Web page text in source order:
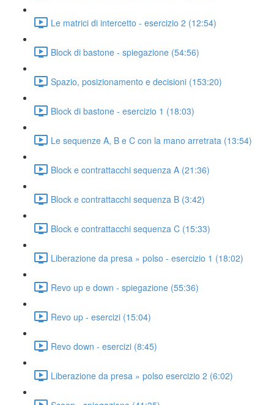
Le matrici di intercetto - esercizio 2 (12:54)
Block di bastone - spiegazione (54:56)
Spazio, posizionamento e decisioni (153:20)
Block di bastone - esercizio 1 (18:03)
Le sequenze A, B e C con la mano arretrata (13:54)
Block e contrattacchi sequenza A (21:36)
Block e contrattacchi sequenza B (3:42)
Block e contrattacchi sequenza C (15:33)
Liberazione da presa » polso - esercizio 1 (18:02)
Revo up e down - spiegazione (55:36)
Revo up - esercizi (15:04)
Revo down - esercizi (8:45)
Liberazione da presa » polso esercizio 2 (6:02)